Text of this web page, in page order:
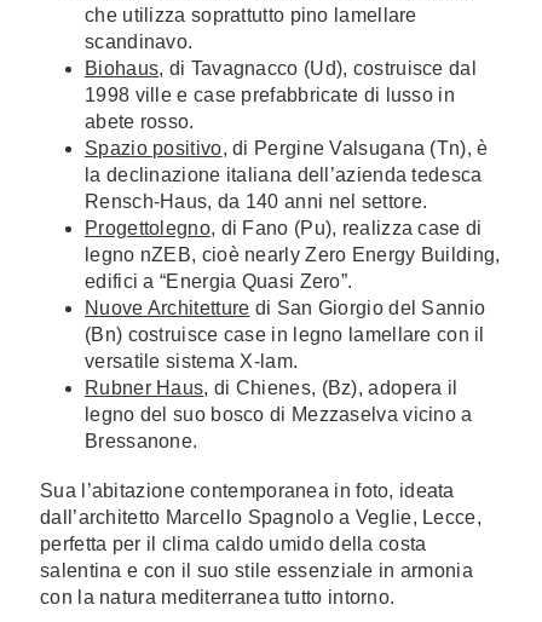
che utilizza soprattutto pino lamellare
scandinavo.
Biohaus, di Tavagnacco (Ud), costruisce dal
1998 ville e case prefabbricate di lusso in
abete rosso.
Spazio positivo, di Pergine Valsugana (Tn), è
la declinazione italiana dell’azienda tedesca
Rensch-Haus, da 140 anni nel settore.
Progettolegno, di Fano (Pu), realizza case di
legno nZEB, cioè nearly Zero Energy Building,
edifici a “Energia Quasi Zero”.
Nuove Architetture di San Giorgio del Sannio
(Bn) costruisce case in legno lamellare con il
versatile sistema X-lam.
Rubner Haus, di Chienes, (Bz), adopera il
legno del suo bosco di Mezzaselva vicino a
Bressanone.
Sua l’abitazione contemporanea in foto, ideata
dall’architetto Marcello Spagnolo a Veglie, Lecce,
perfetta per il clima caldo umido della costa
salentina e con il suo stile essenziale in armonia
con la natura mediterranea tutto intorno.